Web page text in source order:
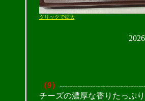
クリックで拡大
（9）
チーズの濃厚な香りたっぷ